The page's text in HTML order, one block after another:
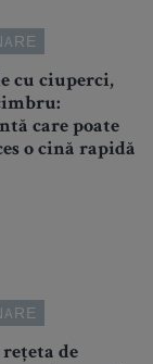
cu ciuperci,
care poate
o cină rapidă
de